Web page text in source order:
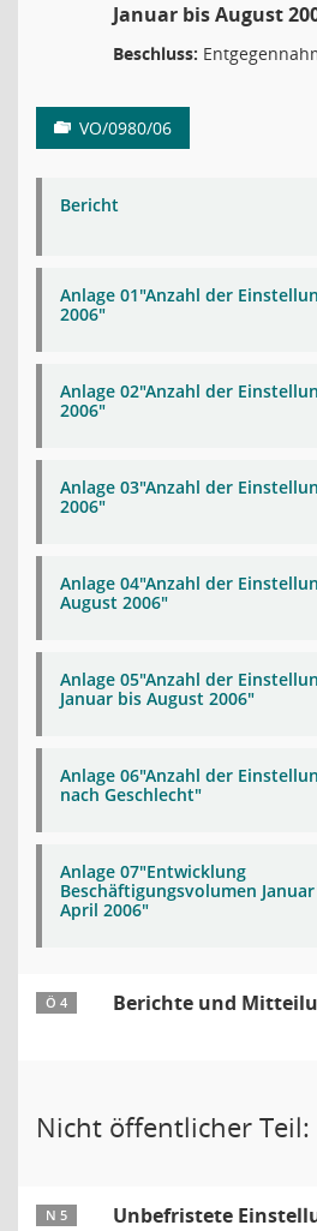
Januar bis August
Beschluss:
VO/0980/06
Bericht
Anlage 01"Anzahl der
2006"
Anlage 02"Anzahl der
2006"
Anlage 03"Anzahl der
2006"
Anlage 04"Anzahl der
August 2006"
Anlage 05"Anzahl der
Januar bis August 2006"
Anlage 06"Anzahl der
nach Geschlecht"
Anlage 07"Entwicklung
Beschäftigungsvolumen
April 2006"
Ö 4 Berichte und
Nicht öffentlicher Teil:
N 5 Unbefristete